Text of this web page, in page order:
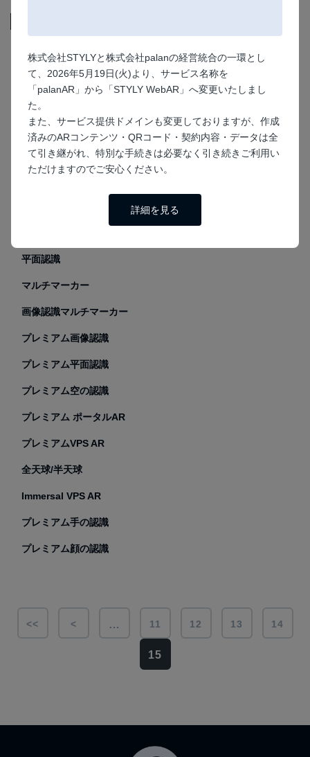
株式会社STYLYと株式会社palanの経営統合の一環とし
て、2026年5月19日(火)より、サービス名称を
「palanAR」から「STYLY WebAR」へ変更いたしまし
た。
また、サービス提供ドメインも変更しておりますが、作成
済みのARコンテンツ・QRコード・契約内容・データは全
て引き継がれ、特別な手続きは必要なく引き続きご利用い
ただけますのでご安心ください。
詳細を見る
マーカーなし
顔認識
画像認識
GPS
平面認識
マルチマーカー
画像認識マルチマーカー
プレミアム画像認識
プレミアム平面認識
プレミアム空の認識
プレミアム ポータルAR
プレミアムVPS AR
全天球/半天球
Immersal VPS AR
プレミアム手の認識
プレミアム顔の認識
<< < … 11 12 13 14
15